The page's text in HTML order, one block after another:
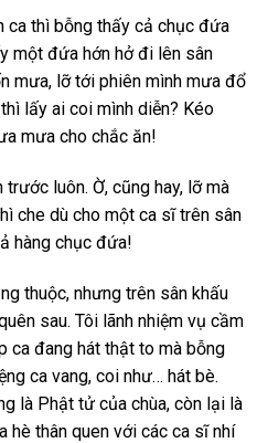
thì bỗng thấy cả chục đứa
một đứa hớn hở đi lên sân
mưa, lỡ tới phiên mình mưa đổ
lấy ai coi mình diễn? Kéo
mưa cho chắc ăn!
luôn. Ờ, cũng hay, lỡ mà
che dù cho một ca sĩ trên sân
hàng chục đứa!
thuộc, nhưng trên sân khấu
sau. Tôi lãnh nhiệm vụ cầm
ca đang hát thật to mà bỗng
ca vang, coi như… hát bè.
là Phật tử của chùa, còn lại là
hè thân quen với các ca sĩ nhí